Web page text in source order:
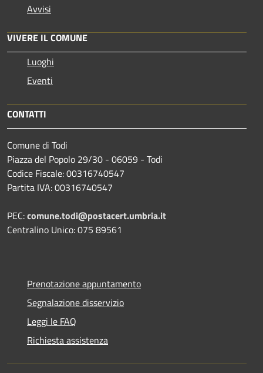
Avvisi
VIVERE IL COMUNE
Luoghi
Eventi
CONTATTI
Comune di Todi
Piazza del Popolo 29/30 - 06059 - Todi
Codice Fiscale: 00316740547
Partita IVA: 00316740547
PEC:comune.todi@postacert.umbria.it
Centralino Unico: 075 89561
Prenotazione appuntamento
Segnalazione disservizio
Leggi le FAQ
Richiesta assistenza